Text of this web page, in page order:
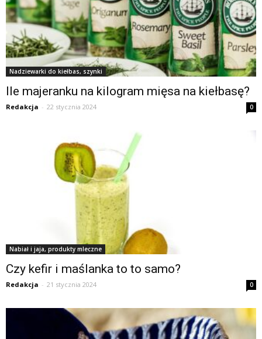
Nadziewarki do kiełbas, szynki
Ile majeranku na kilogram mięsa na kiełbasę?
Redakcja - 22 stycznia 2024 0
Nabiał i jaja, produkty mleczne
Czy kefir i maślanka to to samo?
Redakcja - 21 stycznia 2024 0